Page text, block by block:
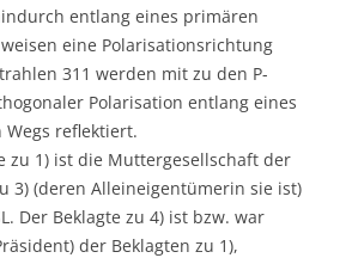
entlang eines primären
eine Polarisationsrichtung
311 werden mit zu den P-
Polarisation entlang eines
Wegs reflektiert.
zu 1) ist die Muttergesellschaft der
3) (deren Alleineigentümerin sie ist)
Der Beklagte zu 4) ist bzw. war
der Beklagten zu 1),